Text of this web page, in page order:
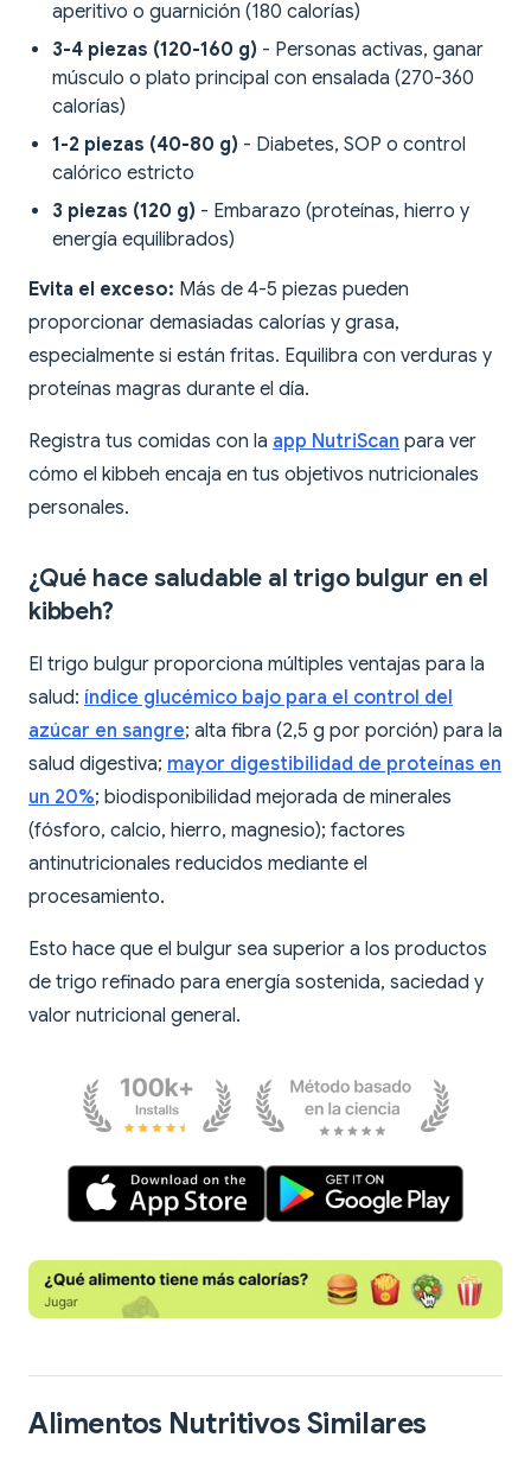
aperitivo o guarnición (180 calorías)
3-4 piezas (120-160 g) - Personas activas, ganar
músculo o plato principal con ensalada (270-360
calorías)
1-2 piezas (40-80 g) - Diabetes, SOP o control
calórico estricto
3 piezas (120 g) - Embarazo (proteínas, hierro y
energía equilibrados)
Evita el exceso: Más de 4-5 piezas pueden
proporcionar demasiadas calorías y grasa,
especialmente si están fritas. Equilibra con verduras y
proteínas magras durante el día.
Registra tus comidas con la app NutriScan para ver
cómo el kibbeh encaja en tus objetivos nutricionales
personales.
¿Qué hace saludable al trigo bulgur en el
kibbeh?
El trigo bulgur proporciona múltiples ventajas para la
salud: índice glucémico bajo para el control del
azúcar en sangre; alta fibra (2,5 g por porción) para la
salud digestiva; mayor digestibilidad de proteínas en
un 20%; biodisponibilidad mejorada de minerales
(fósforo, calcio, hierro, magnesio); factores
antinutricionales reducidos mediante el
procesamiento.
Esto hace que el bulgur sea superior a los productos
de trigo refinado para energía sostenida, saciedad y
valor nutricional general.
Alimentos Nutritivos Similares